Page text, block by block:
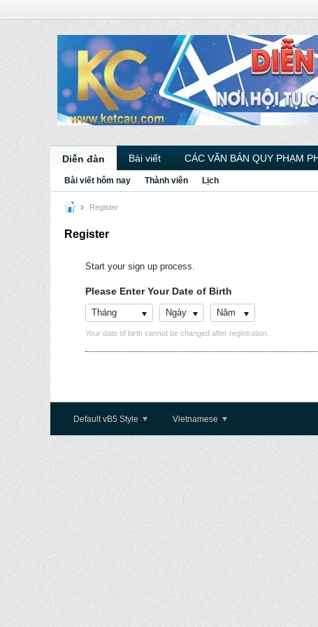
Diễn đàn Bài viết CÁC VĂN BẢN QUY PHẠM
Bài viết hôm nay Thành viên Lịch
Register
Register
Start your sign up process.
Please Enter Your Date of Birth
Tháng Ngày Năm
Your date of birth cannot be changed after registration.
Default vB5 Style Vietnamese